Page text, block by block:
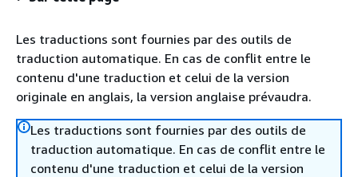
Les traductions sont fournies par des outils de
traduction automatique. En cas de conflit entre le
contenu d'une traduction et celui de la version
originale en anglais, la version anglaise prévaudra.
Les traductions sont fournies par des outils de
traduction automatique. En cas de conflit entre le
contenu d'une traduction et celui de la version